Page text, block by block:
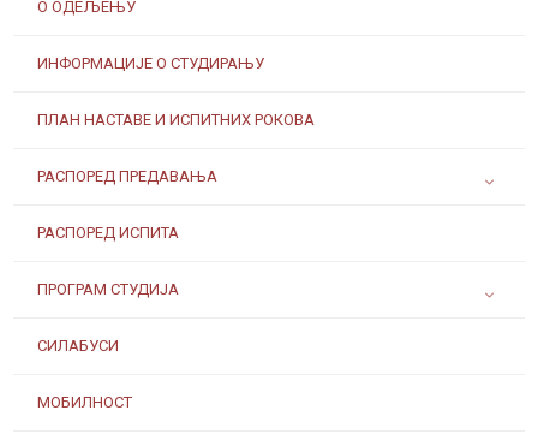
О ОДЕЉЕЊУ
ИНФОРМАЦИЈЕ О СТУДИРАЊУ
ПЛАН НАСТАВЕ И ИСПИТНИХ РОКОВА
РАСПОРЕД ПРЕДАВАЊА
РАСПОРЕД ИСПИТА
ПРОГРАМ СТУДИЈА
СИЛАБУСИ
МОБИЛНОСТ